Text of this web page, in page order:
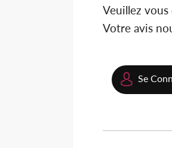
Veuillez
Votre avis
Se